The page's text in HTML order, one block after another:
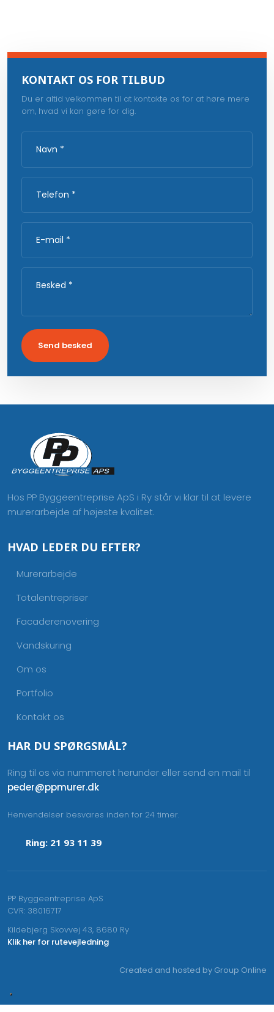
KONTAKT OS FOR TILBUD
Du er altid velkommen til at kontakte os for at høre mere
om, hvad vi kan gøre for dig.
Hos PP Byggeentreprise ApS i Ry står vi klar til at levere
murerarbejde af højeste kvalitet.
HVAD LEDER DU EFTER?
Murerarbejde
Totalentrepriser
Facaderenovering
Vandskuring
Om os
Portfolio
Kontakt os
HAR DU SPØRGSMÅL?
Ring til os via nummeret herunder eller send en mail til
peder@ppmurer.dk
Henvendelser besvares inden for 24 timer.​
Ring: 21 93 11 39
PP Byggeentreprise ApS
CVR​: 38016717
Kildebjerg Skovvej 43, 8680 Ry​
Klik her for rutevejledning
Created and hosted by Group Online